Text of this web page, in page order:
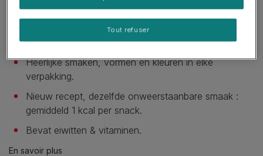
Tailles disponibles​ : 45g
Onweerstaanbaar luchtige snacks met knapperige
textuur.
Heerlijke smaken, vormen en kleuren in elke
verpakking.
Nieuw recept, dezelfde onweerstaanbare smaak :
gemiddeld 1 kcal per snack.
Bevat eiwitten & vitaminen.
En savoir plus
Tout refuser